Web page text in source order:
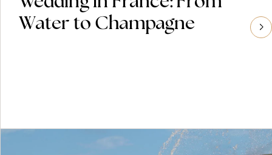
Water to Champagne